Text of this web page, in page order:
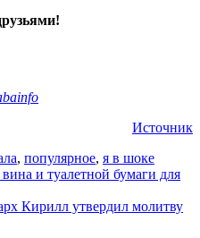
Источник
, популярное, я в шоке
и туалетной бумаги для
Кирилл утвердил молитву